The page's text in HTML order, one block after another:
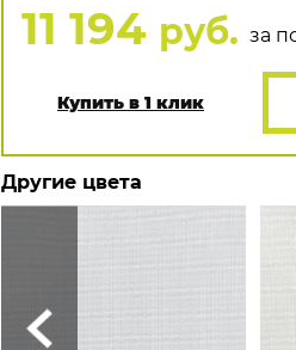
11 194 руб. за
Купить в 1 клик
Другие цвета